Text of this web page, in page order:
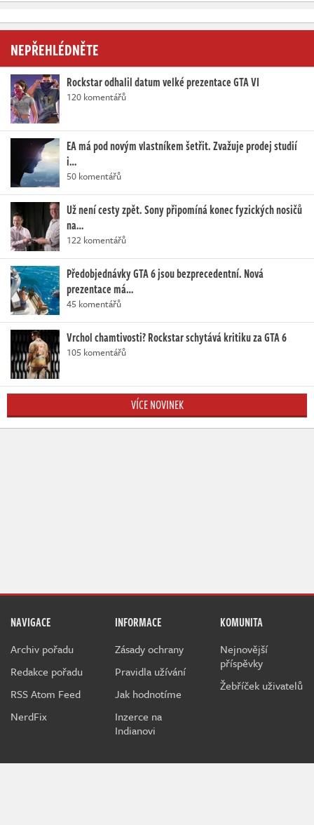
NEPŘEHLÉDNĚTE
Rockstar odhalil datum velké prezentace GTA VI
120 komentářů
EA má pod novým vlastníkem šetřit. Zvažuje prodej studií
i…
50 komentářů
Už není cesty zpět. Sony připomíná konec fyzických nosičů
na…
122 komentářů
Předobjednávky GTA 6 jsou bezprecedentní. Nová
prezentace má…
45 komentářů
Vrchol chamtivosti? Rockstar schytává kritiku za GTA 6
105 komentářů
VÍCE NOVINEK
NAVIGACE
Archiv pořadu
Redakce pořadu
RSS Atom Feed
NerdFix
INFORMACE
Zásady ochrany
Pravidla užívání
Jak hodnotíme
Inzerce na
Indianovi
KOMUNITA
Nejnovější
příspěvky
Žebříček uživatelů